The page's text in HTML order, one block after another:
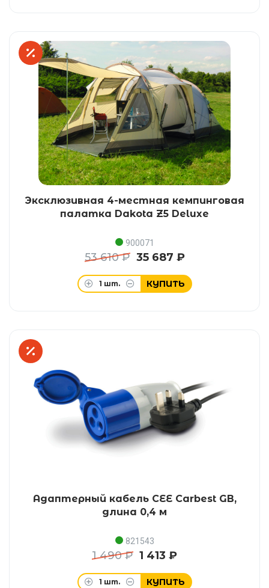
Эксклюзивная 4-местная кемпинговая
палатка Dakota Z5 Deluxe
900071
53 610 ₽ 35 687 ₽
1 шт. КУПИТЬ
Адаптерный кабель CEE Carbest GB,
длина 0,4 м
821543
1 490 ₽ 1 413 ₽
1 шт. КУПИТЬ